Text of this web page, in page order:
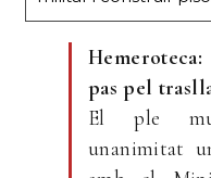
pas pel
El ple
unanimitat